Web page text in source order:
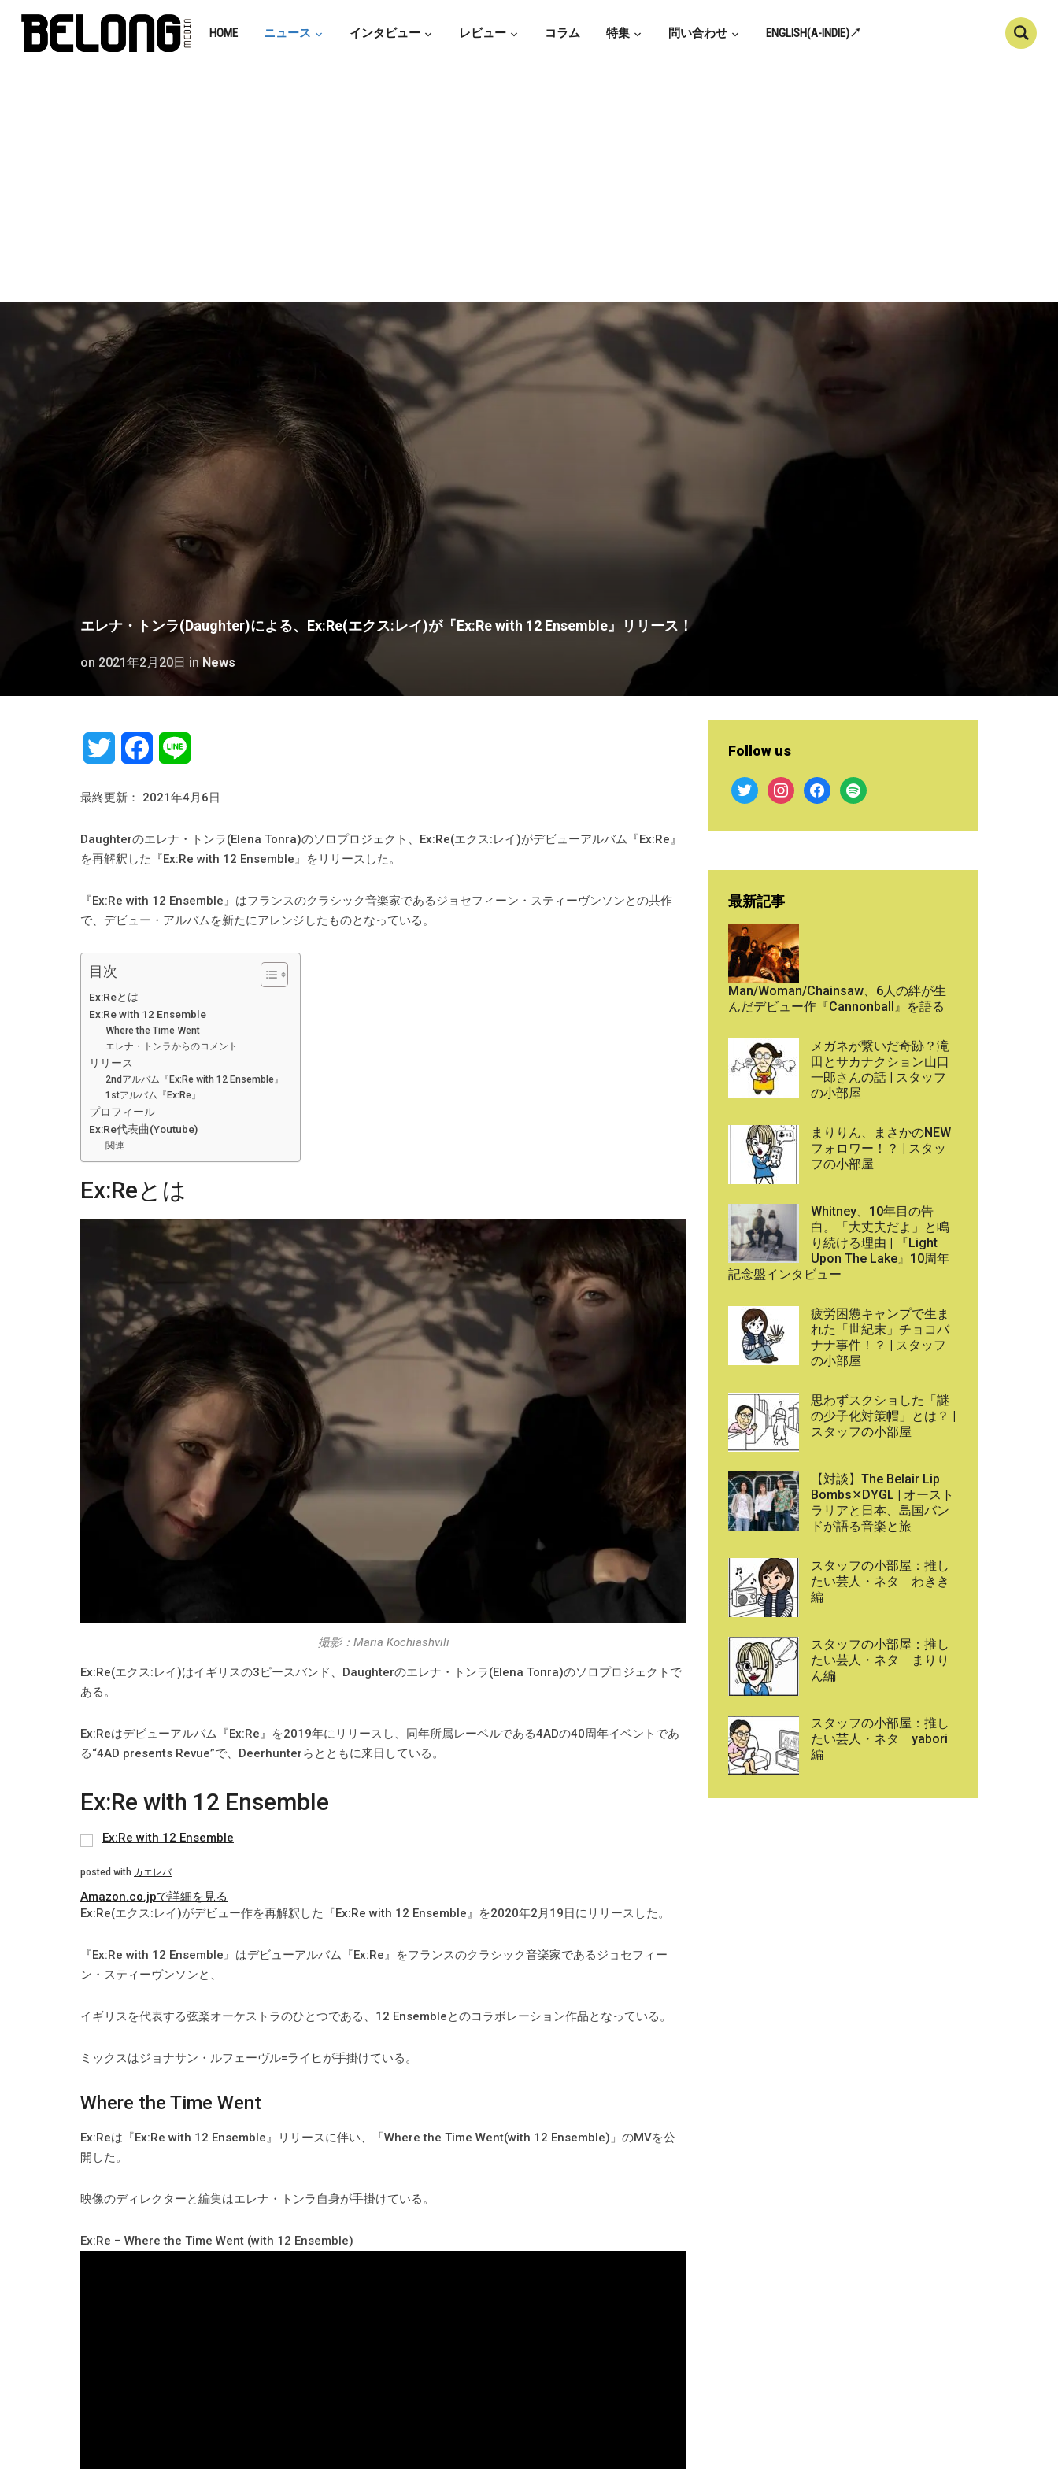
HOME ニュース インタビュー レビュー コラム 特集 問い合わせ ENGLISH(A-INDIE)↗
エレナ・トンラ(Daughter)による、Ex:Re(エクス:レイ)が『Ex:Re with 12 Ensemble』リリース！
on 2021年2月20日 inNews
Twitter Facebook
最終更新： 2021年4月6日
Daughterのエレナ・トンラ(Elena Tonra)のソロプロジェクト、Ex:Re(エクス:レイ)がデビューアルバム『Ex:Re』
を再解釈した『Ex:Re with 12 Ensemble』をリリースした。
『Ex:Re with 12 Ensemble』はフランスのクラシック音楽家であるジョセフィーン・スティーヴンソンとの共作
で、デビュー・アルバムを新たにアレンジしたものとなっている。
目次
Ex:Reとは
Ex:Re with 12 Ensemble
Where the Time Went
エレナ・トンラからのコメント
リリース
2ndアルバム『Ex:Re with 12 Ensemble』
1stアルバム『Ex:Re』
プロフィール
Ex:Re代表曲(Youtube)
関連
Ex:Reとは
撮影：Maria Kochiashvili
Ex:Re(エクス:レイ)はイギリスの3ピースバンド、Daughterのエレナ・トンラ(Elena Tonra)のソロプロジェクトで
ある。
Ex:Reはデビューアルバム『Ex:Re』を2019年にリリースし、同年所属レーベルである4ADの40周年イベントであ
る“4AD presents Revue”で、Deerhunterらとともに来日している。
Ex:Re with 12 Ensemble
Ex:Re with 12 Ensemble
posted with カエレバ
Amazon.co.jpで詳細を見る
Ex:Re(エクス:レイ)がデビュー作を再解釈した『Ex:Re with 12 Ensemble』を2020年2月19日にリリースした。
『Ex:Re with 12 Ensemble』はデビューアルバム『Ex:Re』をフランスのクラシック音楽家であるジョセフィー
ン・スティーヴンソンと、
イギリスを代表する弦楽オーケストラのひとつである、12 Ensembleとのコラボレーション作品となっている。
ミックスはジョナサン・ルフェーヴル=ライヒが手掛けている。
Where the Time Went
Ex:Reは『Ex:Re with 12 Ensemble』リリースに伴い、「Where the Time Went(with 12 Ensemble)」のMVを公
開した。
映像のディレクターと編集はエレナ・トンラ自身が手掛けている。
Ex:Re – Where the Time Went (with 12 Ensemble)
Follow us
twitter instagramfacebook
spotify
最新記事
Man/Woman/Chainsaw、6人の絆が生
んだデビュー作『Cannonball』を語る
メガネが繋いだ奇跡？滝
田とサカナクション山口
一郎さんの話 | スタッフ
の小部屋
まりりん、まさかのNEW
フォロワー！？ | スタッ
フの小部屋
Whitney、10年目の告
白。「大丈夫だよ」と鳴
り続ける理由 | 『Light
Upon The Lake』10周年
記念盤インタビュー
疲労困憊キャンプで生ま
れた「世紀末」チョコバ
ナナ事件！？ | スタッフ
の小部屋
思わずスクショした「謎
の少子化対策帽」とは？ |
スタッフの小部屋
【対談】The Belair Lip
Bombs✕DYGL | オースト
ラリアと日本、島国バン
ドが語る音楽と旅
スタッフの小部屋：推し
たい芸人・ネタ わきき
編
スタッフの小部屋：推し
たい芸人・ネタ まりり
ん編
スタッフの小部屋：推し
たい芸人・ネタ yabori
編